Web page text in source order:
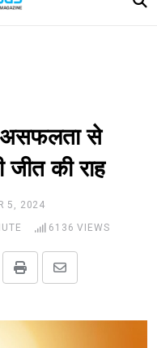
असफलता से
की राह
5, 2024
6136 VIEWS
Print
Share
Email